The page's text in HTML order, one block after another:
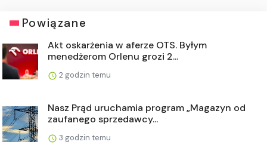
Powiązane
Akt oskarżenia w aferze OTS. Byłym
menedżerom Orlenu grozi 2...
2 godzin temu
Nasz Prąd uruchamia program „Magazyn od
zaufanego sprzedawcy...
3 godzin temu